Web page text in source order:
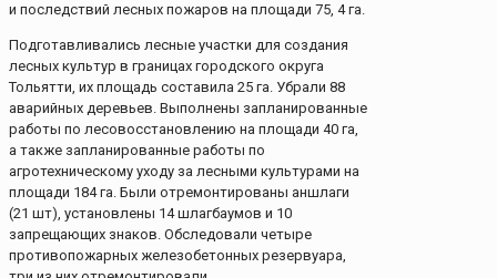
и последствий лесных пожаров на площади 75, 4 га.
Подготавливались лесные участки для создания
лесных культур в границах городского округа
Тольятти, их площадь составила 25 га. Убрали 88
аварийных деревьев. Выполнены запланированные
работы по лесовосстановлению на площади 40 га,
а также запланированные работы по
агротехническому уходу за лесными культурами на
площади 184 га. Были отремонтированы аншлаги
(21 шт), установлены 14 шлагбаумов и 10
запрещающих знаков. Обследовали четыре
противопожарных железобетонных резервуара,